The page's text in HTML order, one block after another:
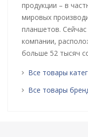
продукции – в
мировых
планшетов. Сейчас
компании,
больше 52 тысяч
Все товары
Все товары